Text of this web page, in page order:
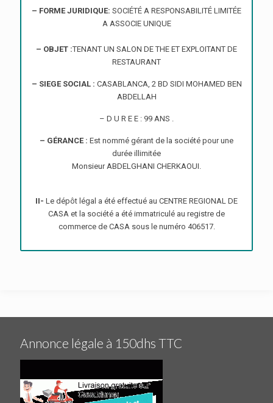
– FORME JURIDIQUE: SOCIÉTÉ A RESPONSABILITÉ LIMITÉE
A ASSOCIE UNIQUE
– OBJET :TENANT UN SALON DE THE ET EXPLOITANT DE
RESTAURANT
– SIEGE SOCIAL : CASABLANCA, 2 BD SIDI MOHAMED BEN
ABDELLAH
– D U R E E : 99 ANS .
– GÉRANCE : Est nommé gérant de la société pour une
durée illimitée
Monsieur ABDELGHANI CHERKAOUI.
II- Le dépôt légal a été effectué au CENTRE REGIONAL DE
CASA et la société a été immatriculé au registre de
commerce de CASA sous le numéro 406517.
Annonce légale à 150dhs TTC